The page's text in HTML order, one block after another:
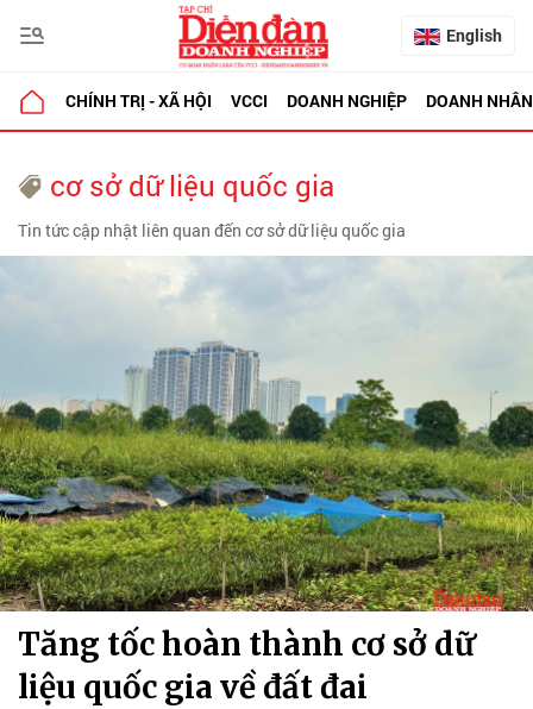
English
CHÍNH TRỊ - XÃ HỘI VCCI DOANH NGHIỆP DOANH NHÂN
cơ sở dữ liệu quốc gia
Tin tức cập nhật liên quan đến cơ sở dữ liệu quốc gia
Tăng tốc hoàn thành cơ sở dữ
liệu quốc gia về đất đai